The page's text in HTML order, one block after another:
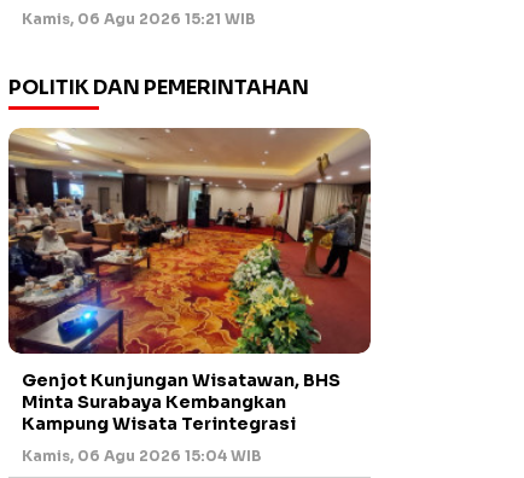
Kamis, 06 Agu 2026 15:21 WIB
POLITIK DAN PEMERINTAHAN
Genjot Kunjungan Wisatawan, BHS
Minta Surabaya Kembangkan
Kampung Wisata Terintegrasi
Kamis, 06 Agu 2026 15:04 WIB